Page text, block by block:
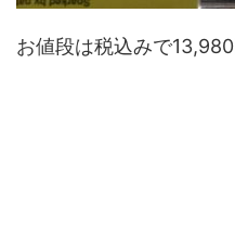
お値段は税込みで